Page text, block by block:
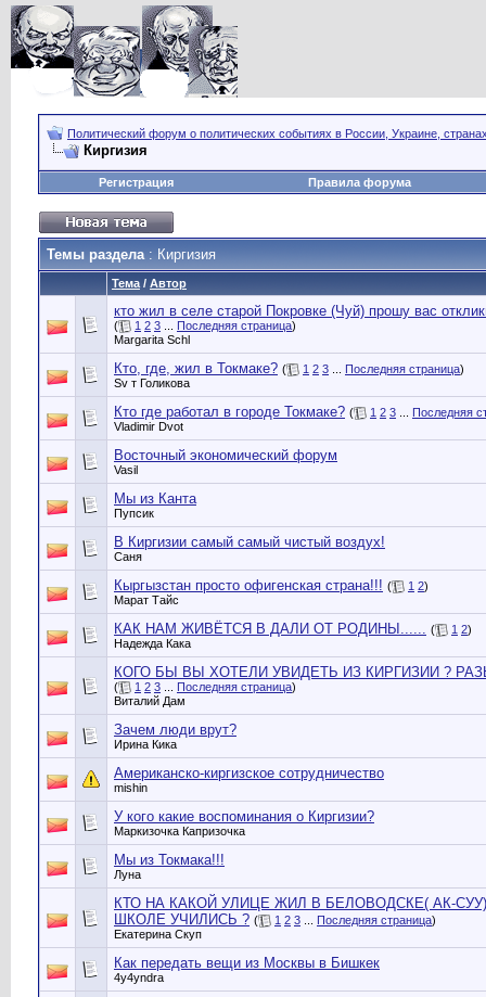
Политический форум о политических событиях в России, Украине,
Киргизия
Регистрация Правила форума
Темы раздела: Киргизия
Тема / Автор
кто жил в селе старой Покровке (Чуй) прошу вас
( 1 2 3 Последняя страница)
Margarita Schl
Кто, где, жил в Токмаке? ( 1 2 3 Последняя страница)
Sv т Голикова
Кто где работал в городе Токмаке? ( 1 2 3
Последняя
Vladimir Dvot
Восточный экономический форум
Vasil
Мы из Канта
Пупсик
В Киргизии самый самый чистый воздух!
Саня
Кыргызстан просто офигенская страна!!! ( 1 2)
Марат Тайс
КАК НАМ ЖИВЁТСЯ В ДАЛИ ОТ РОДИНЫ...... ( 1 2)
Надежда Кака
КОГО БЫ ВЫ ХОТЕЛИ УВИДЕТЬ ИЗ КИРГИЗИИ ?
( 1 2 3 Последняя страница)
Виталий Дам
Зачем люди врут?
Ирина Кика
Американско-киргизское сотрудничество
mishin
У кого какие воспоминания о Киргизии?
Маркизочка Капризочка
Мы из Токмака!!!
Луна
КТО НА КАКОЙ УЛИЦЕ ЖИЛ В БЕЛОВОДСКЕ( АК-
ШКОЛЕ УЧИЛИСЬ ? ( 1 2 3 Последняя страница)
Екатерина Скуп
Как передать вещи из Москвы в Бишкек
4y4yndra